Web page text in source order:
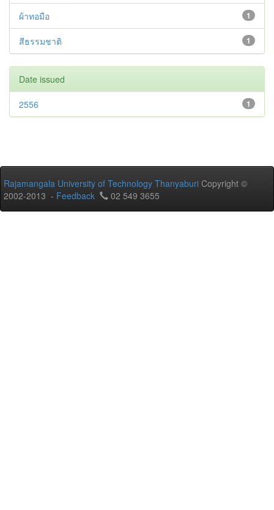
1
ผ้าทอมือ
1
สีธรรมชาติ
Date issued
1
2556
Rajamangala University of Technology Thanyaburi Copyright ©
2002-2013 - Feedback 02 549 3655